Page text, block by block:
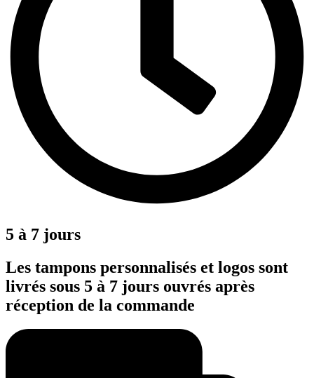
5 à 7 jours
Les tampons personnalisés et logos sont
livrés sous 5 à 7 jours ouvrés après
réception de la commande